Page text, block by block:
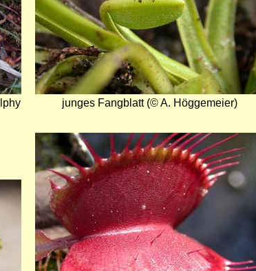
junges Fangblatt (© A. Höggemeier)
Bild